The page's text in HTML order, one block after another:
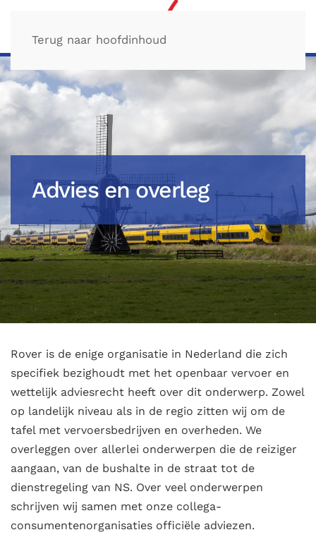
Terug naar hoofdinhoud
Advies en overleg
Rover is de enige organisatie in Nederland die zich
specifiek bezighoudt met het openbaar vervoer en
wettelijk adviesrecht heeft over dit onderwerp. Zowel
op landelijk niveau als in de regio zitten wij om de
tafel met vervoersbedrijven en overheden. We
overleggen over allerlei onderwerpen die de reiziger
aangaan, van de bushalte in de straat tot de
dienstregeling van NS. Over veel onderwerpen
schrijven wij samen met onze collega-
consumentenorganisaties officiële adviezen.